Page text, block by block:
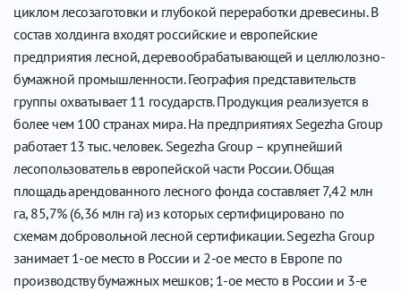
циклом лесозаготовки и глубокой переработки древесины. В
состав холдинга входят российские и европейские
предприятия лесной, деревообрабатывающей и целлюлозно-
бумажной промышленности. География представительств
группы охватывает 11 государств. Продукция реализуется в
более чем 100 странах мира. На предприятиях Segezha Group
работает 13 тыс. человек. Segezha Group – крупнейший
лесопользователь в европейской части России. Общая
площадь арендованного лесного фонда составляет 7,42 млн
га, 85,7% (6,36 млн га) из которых сертифицировано по
схемам добровольной лесной сертификации. Segezha Group
занимает 1-ое место в России и 2-ое место в Европе по
производству бумажных мешков; 1-ое место в России и 3-е